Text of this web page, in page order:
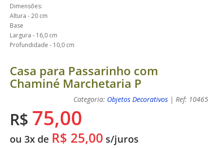
Dimensões:
Altura - 20 cm
Base
Largura - 16,0 cm
Profundidade - 10,0 cm
Casa para Passarinho com
Chaminé Marchetaria P
Categoria: Objetos Decorativos | Ref: 10465
R$ 75,00
ou 3x de R$ 25,00 s/juros